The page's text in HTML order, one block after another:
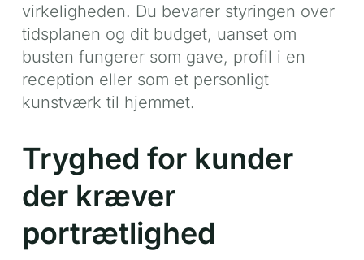
virkeligheden. Du bevarer styringen over
tidsplanen og dit budget, uanset om
busten fungerer som gave, profil i en
reception eller som et personligt
kunstværk til hjemmet.
Tryghed for kunder
der kræver
portrætlighed